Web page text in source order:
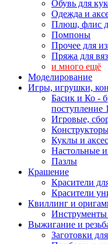
Обувь для
Одежда и
Плюш, флис
Помпоны
Прочее для
Пряжа для
и много ещё
Моделирование
Игры, игрушки,
Басик и Ко -
поступление
Игровые,
Куклы и
Настольные
Пазлы
Крашение
Красители
Красители
Квиллинг и
Инструменты
Выжигание и
Заготовки